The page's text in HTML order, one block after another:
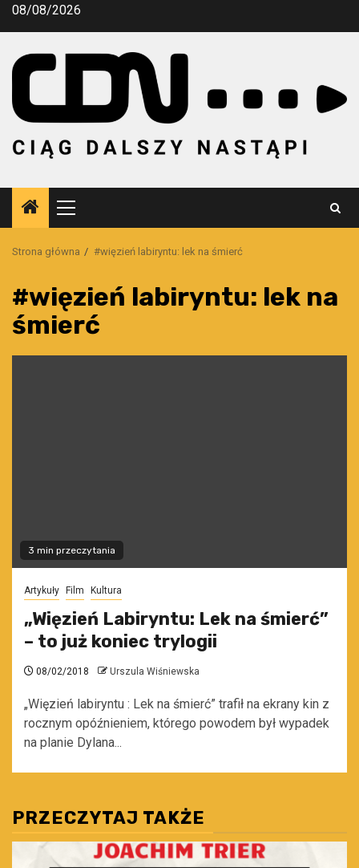
Przejdź
08/08/2026
Menu
główne
Strona główna #więzień labiryntu: lek na śmierć
#więzień labiryntu: lek na
śmierć
3 min przeczytania
Artykuły Film Kultura
„Więzień Labiryntu: Lek na śmierć”
– to już koniec trylogii
08/02/2018 Urszula Wiśniewska
„Więzień labiryntu : Lek na śmierć” trafił na ekrany kin z
rocznym opóźnieniem, którego powodem był wypadek
na planie Dylana...
PRZECZYTAJ TAKŻE